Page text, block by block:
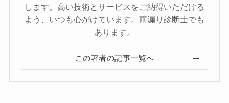
します。高い技術とサービスをご納得いただける
よう、いつも心がけています。雨漏り診断士でも
あります。
この著者の記事一覧へ